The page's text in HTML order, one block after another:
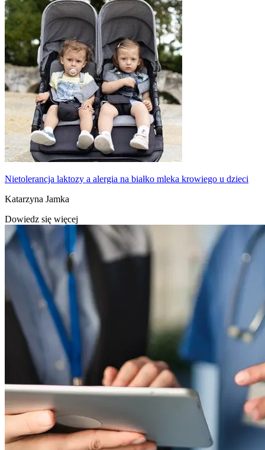
Nietolerancja laktozy a alergia na białko mleka krowiego u dzieci
Katarzyna Jamka
Dowiedz się więcej